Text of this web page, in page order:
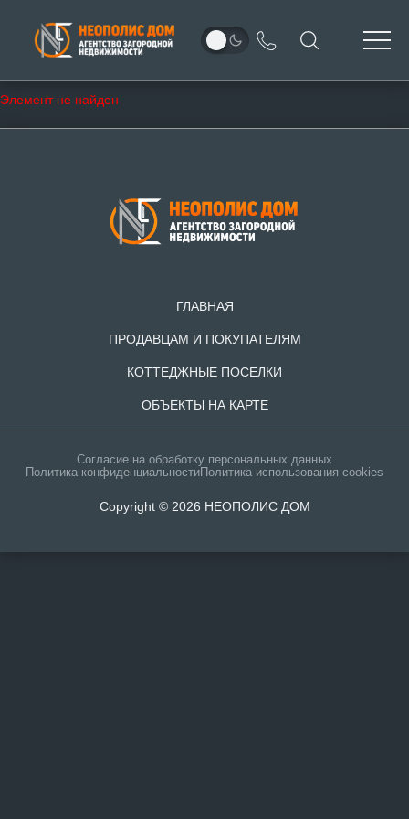
Элемент не найден
ГЛАВНАЯ
ПРОДАВЦАМ И ПОКУПАТЕЛЯМ
КОТТЕДЖНЫЕ ПОСЕЛКИ
ОБЪЕКТЫ НА КАРТЕ
Согласие на обработку персональных данных
Политика конфиденциальностиПолитика использования cookies
Copyright © 2026 НЕОПОЛИС ДОМ